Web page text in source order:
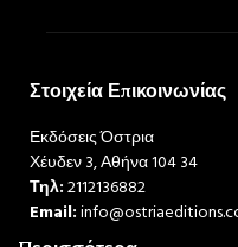
Στοιχεία Επικοινωνίας
Εκδόσεις Όστρια
Χέυδεν 3, Αθήνα 104 34
Τηλ:2112136882
Email: